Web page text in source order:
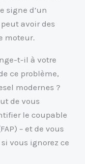
signe d’un
avoir des
moteur.
t-il à votre
ce problème,
modernes ?
de vous
le coupable
– et de vous
vous ignorez ce